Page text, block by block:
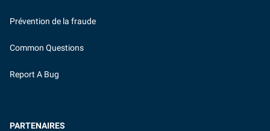
Prévention de la fraude
Common Questions
Report A Bug
PARTENAIRES